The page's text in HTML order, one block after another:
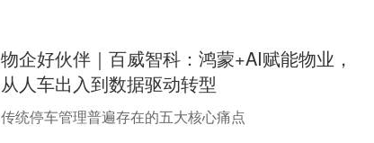
物企好伙伴｜百威智科：鸿蒙+AI赋能物业，
从人车出入到数据驱动转型
传统停车管理普遍存在的五大核心痛点